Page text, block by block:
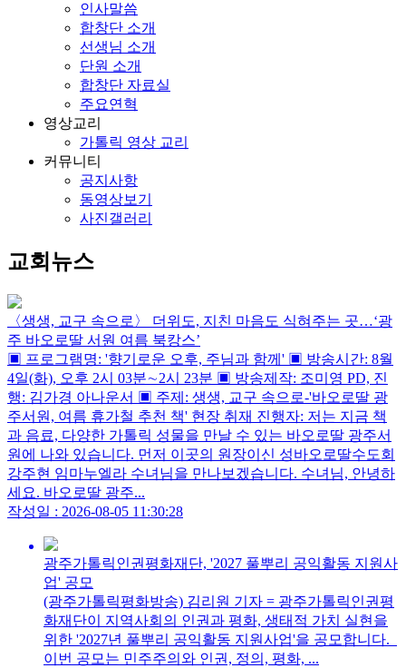
인사말씀
합창단 소개
선생님 소개
단원 소개
합창단 자료실
주요연혁
영상교리
가톨릭 영상 교리
커뮤니티
공지사항
동영상보기
사진갤러리
교회뉴스
〈생생, 교구 속으로〉 더위도, 지친 마음도 식혀주는 곳…‘광
주 바오로딸 서원 여름 북캉스’
▣ 프로그램명: '향기로운 오후, 주님과 함께' ▣ 방송시간: 8월
4일(화), 오후 2시 03분∼2시 23분 ▣ 방송제작: 조미영 PD, 진
행: 김가경 아나운서 ▣ 주제: 생생, 교구 속으로-'바오로딸 광
주서원, 여름 휴가철 추천 책' 현장 취재 진행자: 저는 지금 책
과 음료, 다양한 가톨릭 성물을 만날 수 있는 바오로딸 광주서
원에 나와 있습니다. 먼저 이곳의 원장이신 성바오로딸수도회
강주현 임마누엘라 수녀님을 만나보겠습니다. 수녀님, 안녕하
세요. 바오로딸 광주...
작성일 : 2026-08-05 11:30:28
광주가톨릭인권평화재단, '2027 풀뿌리 공익활동 지원사
업' 공모
(광주가톨릭평화방송) 김리원 기자 = 광주가톨릭인권평
화재단이 지역사회의 인권과 평화, 생태적 가치 실현을
위한 '2027년 풀뿌리 공익활동 지원사업'을 공모합니다.
이번 공모는 민주주의와 인권, 정의, 평화, ...